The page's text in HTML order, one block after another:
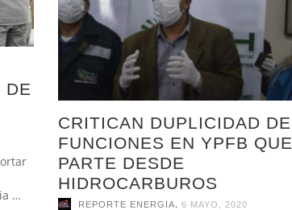
DE
…
CRITICAN DUPLICIDAD DE
FUNCIONES EN YPFB QUE
PARTE DESDE
HIDROCARBUROS
REPORTE ENERGIA 6 MAYO, 2020